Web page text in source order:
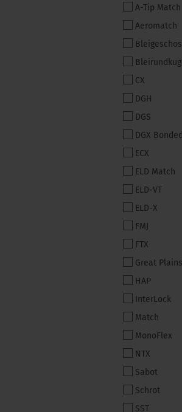
A-Tip Match
Aeromatch
CX
DGH
DGS
DGX Bonded
ECX
ELD Match
ELD-VT
ELD-X
FMJ
FTX
Great Plains
HAP
InterLock
Match
MonoFlex
NTX
Sabot
Schrot
SST